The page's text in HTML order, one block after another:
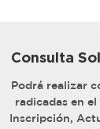
Consulta
Podrá realizar
radicadas en
Inscripción,